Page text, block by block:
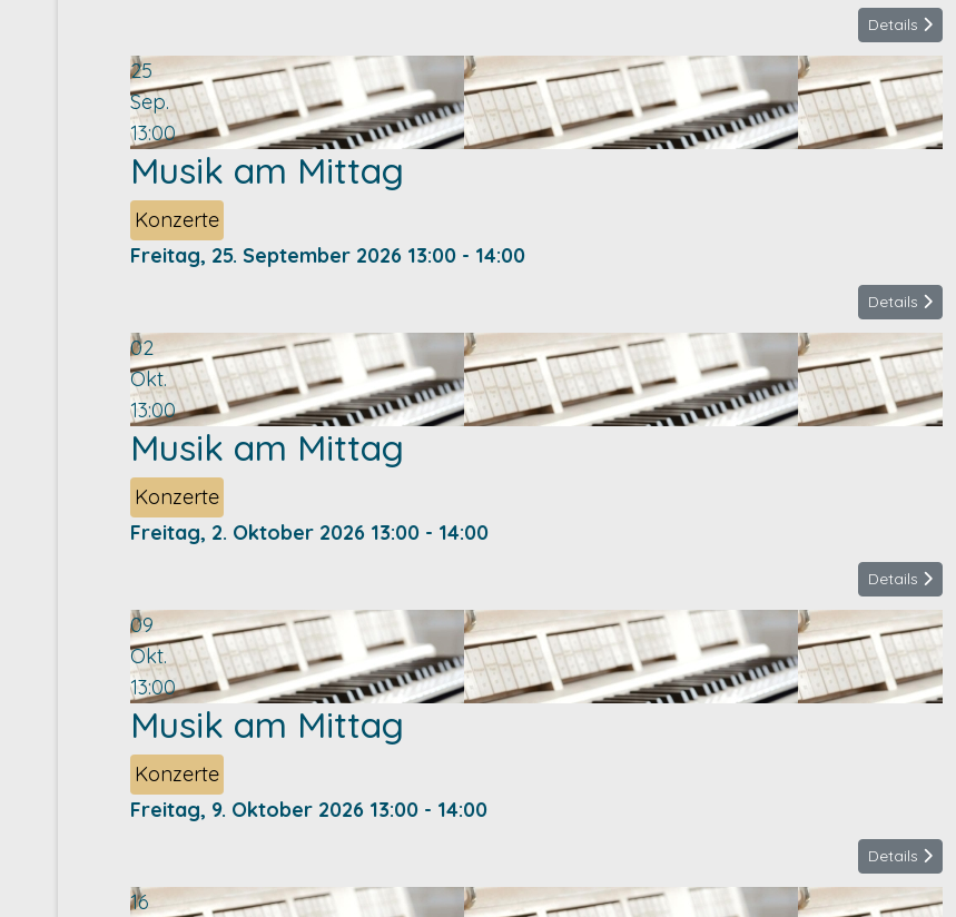
Details
25
Sep.
13:00
Musik am Mittag
Konzerte
Freitag, 25. September 2026 13:00 - 14:00
Details
02
Okt.
13:00
Musik am Mittag
Konzerte
Freitag, 2. Oktober 2026 13:00 - 14:00
Details
09
Okt.
13:00
Musik am Mittag
Konzerte
Freitag, 9. Oktober 2026 13:00 - 14:00
Details
16